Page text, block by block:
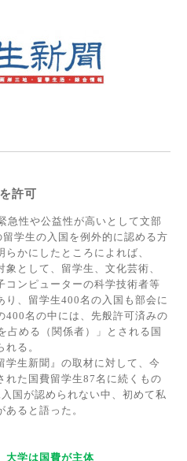
許可
急性や公益性が高いとして文部
留学生の入国を例外的に認める方
かにしたところによれば、
象として、留学生、文化芸術、
コンピューターの科学技術者等
り、留学生400名の入国も部会に
400名の中には、先般許可済みの
占める（関係者）」とされる国
る。
生新聞』の取材に対して、今
れた国費留学生87名に続くもの
国が認められない中、初めて私
ると語った。
学は国費が主体